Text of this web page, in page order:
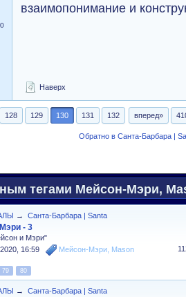
взаимопонимание и
Наверх
128 129 130 131 132 вперед»
Обратно в Санта-Барбара |
тегами Мейсон-Мэри,
→
Санта-Барбара | Santa
- 3
и Мэри"
16:59 Мейсон-Мэри Mason
79 80
→
Санта-Барбара | Santa